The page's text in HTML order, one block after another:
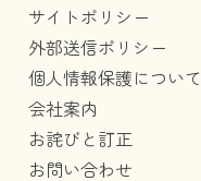
サイトポリシー
外部送信ポリシー
個人情報保護について
会社案内
お詫びと訂正
お問い合わせ